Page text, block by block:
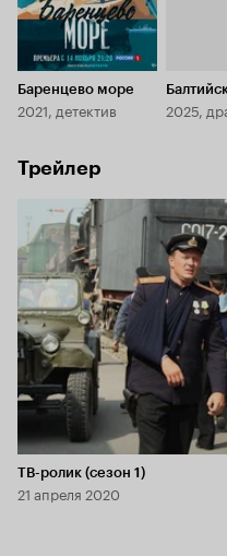
Баренцево море
2021, детектив 2025,
Трейлер
Длительность 1 мин
ТВ-ролик (сезон 1)
21 апреля 2020